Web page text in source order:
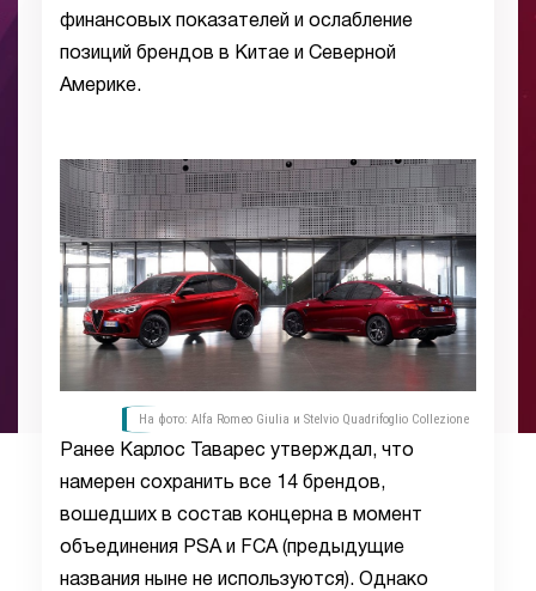
финансовых показателей и ослабление
позиций брендов в Китае и Северной
Америке.
На фото: Alfa Romeo Giulia и Stelvio Quadrifoglio Collezione
Ранее Карлос Таварес утверждал, что
намерен сохранить все 14 брендов,
вошедших в состав концерна в момент
объединения PSA и FCA (предыдущие
названия ныне не используются). Однако